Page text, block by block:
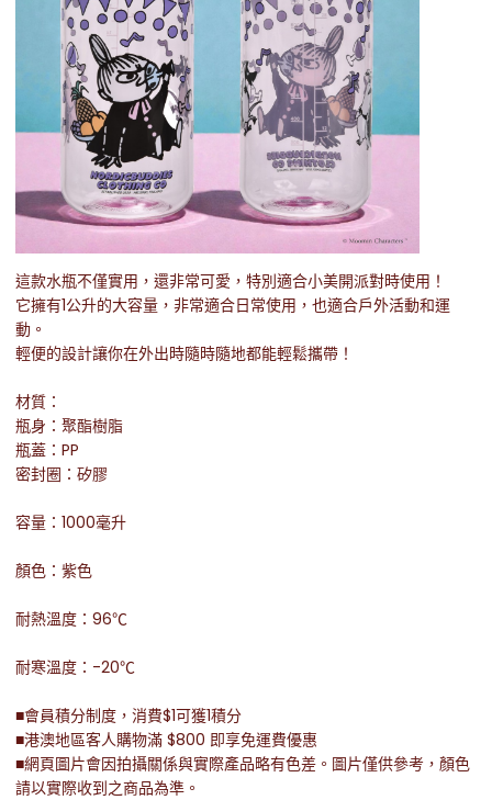
這款水瓶不僅實用，還非常可愛，特別適合小美開派對時使用！
它擁有1公升的大容量，非常適合日常使用，也適合戶外活動和運
動。
輕便的設計讓你在外出時隨時隨地都能輕鬆攜帶！
材質：
瓶身：聚酯樹脂
瓶蓋：PP
密封圈：矽膠
容量：1000毫升
顏色：紫色
耐熱溫度：96℃
耐寒溫度：-20℃
■會員積分制度，消費$1可獲1積分
■港澳地區客人購物滿 $800 即享免運費優惠
■網頁圖片會因拍攝關係與實際產品略有色差。圖片僅供參考，顏色
請以實際收到之商品為準。